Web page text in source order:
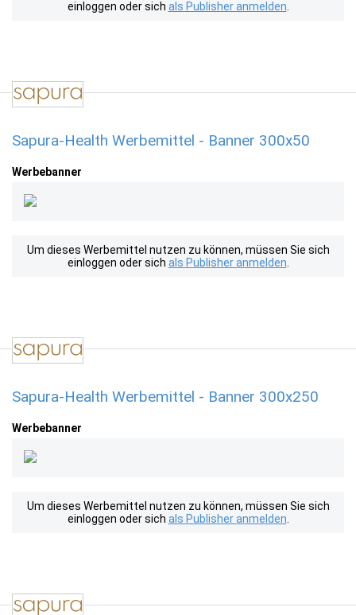
einloggen oder sich als Publisher anmelden
Sapura-Health Werbemittel - Banner 300x50
Werbebanner
Um dieses Werbemittel nutzen zu können, müssen Sie sich
einloggen oder sich als Publisher anmelden
Sapura-Health Werbemittel - Banner 300x250
Werbebanner
Um dieses Werbemittel nutzen zu können, müssen Sie sich
einloggen oder sich als Publisher anmelden